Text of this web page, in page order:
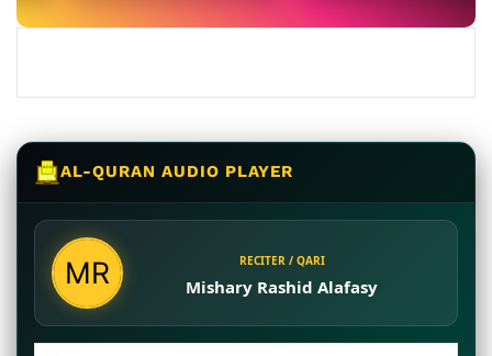
AL-QURAN AUDIO PLAYER
RECITER / QARI
Mishary Rashid Alafasy